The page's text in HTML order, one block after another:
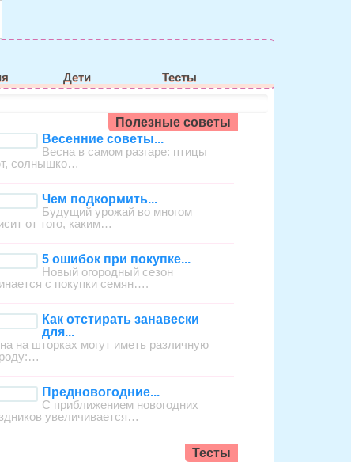
Дети Тесты
Полезные советы
Весенние советы...
Весна в самом разгаре: птицы
солнышко…
Чем подкормить...
Будущий урожай во многом
от того, каким…
5 ошибок при покупке...
Новый огородный сезон
с покупки семян….
Как отстирать занавески
для...
на шторках могут иметь различную
Предновогодние...
С приближением новогодних
увеличивается…
Тесты